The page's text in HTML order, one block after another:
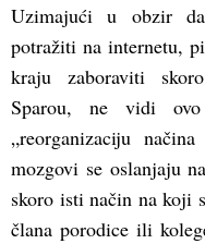
Uzimajući u obzir
potražiti na internetu,
kraju zaboraviti
Sparou, ne vidi
„reorganizaciju
mozgovi se oslanjaju
skoro isti način na koji
člana porodice ili